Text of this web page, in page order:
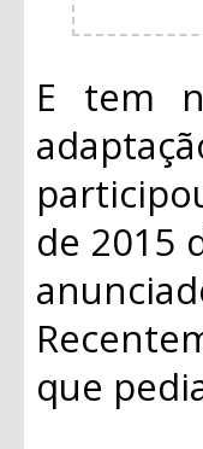
E tem
de 2015
que